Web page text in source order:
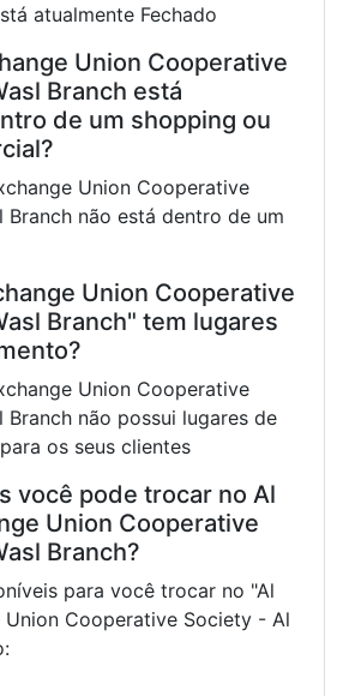
atualmente Fechado
Union Cooperative
Branch está
de um shopping ou
Union Cooperative
Branch não está dentro de um
Union Cooperative
Branch" tem lugares
Union Cooperative
Branch não possui lugares de
os seus clientes
você pode trocar no Al
Union Cooperative
Branch?
para você trocar no "Al
Union Cooperative Society - Al